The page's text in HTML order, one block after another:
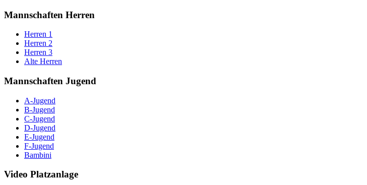
Mannschaften Herren
Herren 1
Herren 2
Herren 3
Alte Herren
Mannschaften Jugend
A-Jugend
B-Jugend
C-Jugend
D-Jugend
E-Jugend
F-Jugend
Bambini
Video Platzanlage